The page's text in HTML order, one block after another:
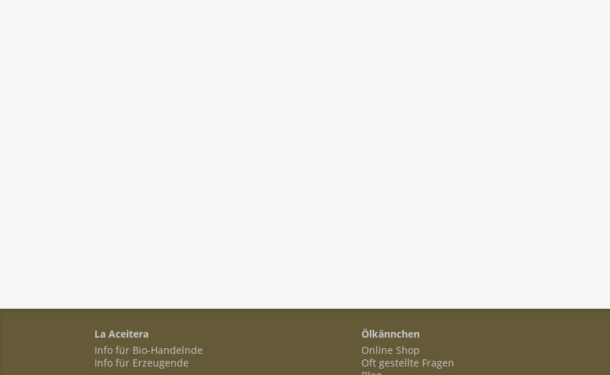
La Aceitera
Info für Bio-Handelnde
Info für Erzeugende
Ölkännchen
Online Shop
Oft gestellte Fragen